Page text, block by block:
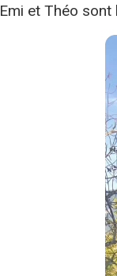
Emi et Théo